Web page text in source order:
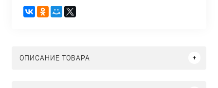
ОПИСАНИЕ ТОВАРА